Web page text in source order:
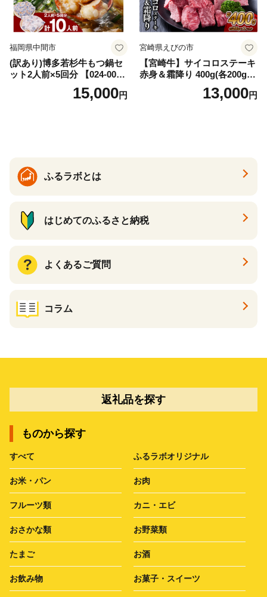
福岡県中間市
(訳あり)博多若杉牛もつ鍋セ
ット2人前×5回分 【024-002
15,000円
宮崎県えびの市
【宮崎牛】サイコロステーキ
赤身＆霜降り 400g(各200g×
１P 計2P) 真空パック 冷凍
13,000円
ふるラボとは
はじめてのふるさと納税
よくあるご質問
コラム
返礼品を探す
ものから探す
すべて ふるラボオリジナル
お米・パン お肉
フルーツ類 カニ・エビ
おさかな類 お野菜類
たまご お酒
お飲み物 お菓子・スイーツ